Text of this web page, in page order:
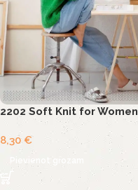
2202 Soft Knit for Women
8,30€
Pievienot grozam